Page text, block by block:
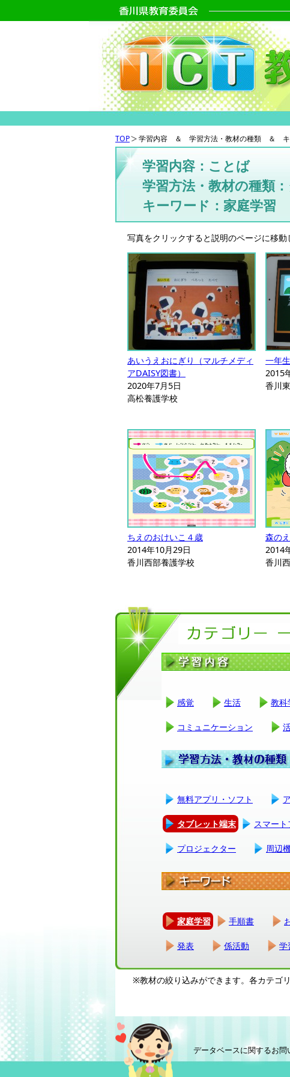
TOP 学習内容 ＆ 学習方法・教材の種類 ＆ キ
学習内容：ことば
学習方法・教材の種類
キーワード：家庭学習
写真をクリックすると説明のページに移
あいうえおにぎり（マルチメディ
アDAISY図書）
2020年7月5日
高松養護学校
一年
2015
香川
ちえのおけいこ４歳
2014年10月29日
香川西部養護学校
森の
2014
香川
感覚
生活 教科
コミュニケーション
無料アプリ・ソフト
タブレット端末 スマート
プロジェクター 周辺
家庭学習
手順書
発表 係活動 学
※教材の絞り込みができます。各カテゴ
データベースに関するお問